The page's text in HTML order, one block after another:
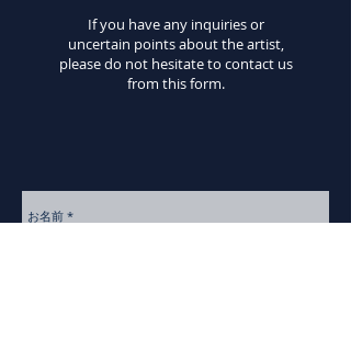
If you have any inquiries or
uncertain points about the artist,
please do not hesitate to contact us
from this form.